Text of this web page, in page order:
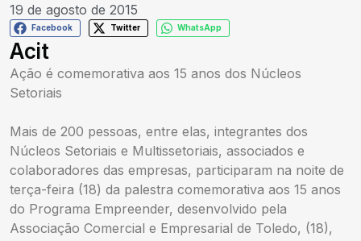
19 de agosto de 2015
Facebook Twitter WhatsApp
Acit
Ação é comemorativa aos 15 anos dos Núcleos
Setoriais
Mais de 200 pessoas, entre elas, integrantes dos
Núcleos Setoriais e Multissetoriais, associados e
colaboradores das empresas, participaram na noite de
terça-feira (18) da palestra comemorativa aos 15 anos
do Programa Empreender, desenvolvido pela
Associação Comercial e Empresarial de Toledo, (18),